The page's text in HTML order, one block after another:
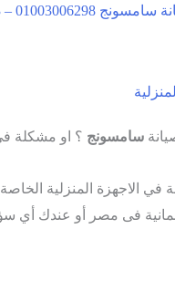
– 01141500020 – 0233175202
سامسونج ؟ او مشكلة
في الاجهزة المنزلية
فى مصر أو عندك أي